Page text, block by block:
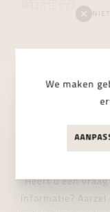
Wij
"Heeft u een
informatie? Aarzel
We maken